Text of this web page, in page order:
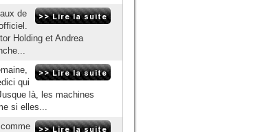
de
Holding et Andrea
qui
là, les machines
si elles...